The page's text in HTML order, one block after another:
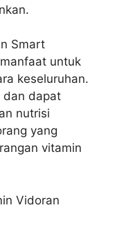
Smart
untuk
keseluruhan.
dan dapat
nutrisi
yang
vitamin
Vidoran